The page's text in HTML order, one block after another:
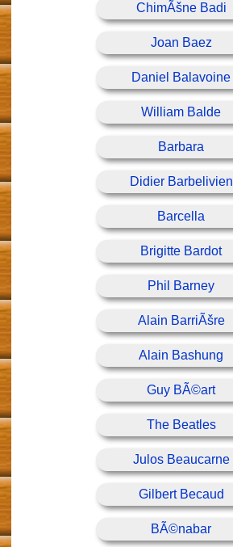
ChimÃšne Badi
Joan Baez
Daniel Balavoine
William Balde
Barbara
Didier Barbelivien
Barcella
Brigitte Bardot
Phil Barney
Alain BarriÃšre
Alain Bashung
Guy BÃ©art
The Beatles
Julos Beaucarne
Gilbert Becaud
BÃ©nabar